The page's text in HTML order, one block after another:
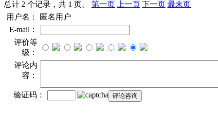
总计 2 个记录，共 1 页。 第一页 上一页 下一页 最末页
用户名：
匿名用户
E-mail：
评价等
级：
评论内
容：
验证码：